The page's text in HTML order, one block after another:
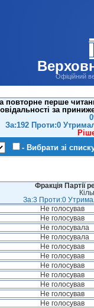
Офіційний
повторне перше
за
За:192 Проти:0
- Вибрати зі
Фракція Партії
За:3 Проти:0
Не голосував
Не голосував
Не голосувала
Не голосувала
Не голосував
Не голосував
Не голосував
Не голосував
Не голосував
Не голосував
Не голосував